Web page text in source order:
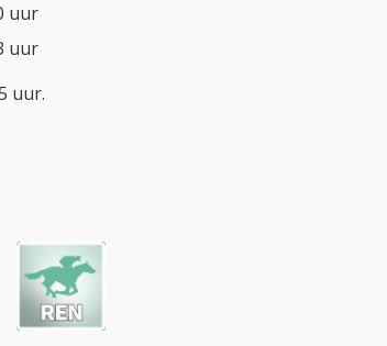
uur
uur
uur.